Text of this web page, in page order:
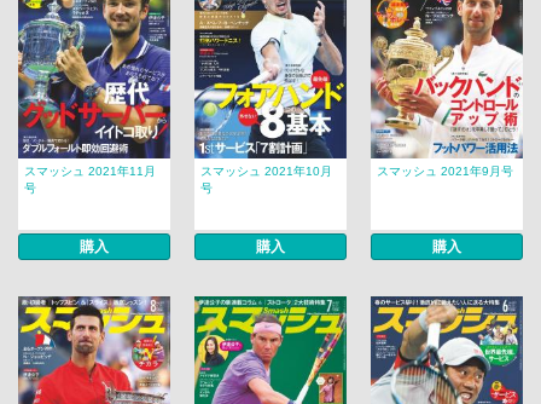
スマッシュ 2021年11月
号
購入
スマッシュ 2021年10月
号
購入
スマッシュ 2021年9月号
購入